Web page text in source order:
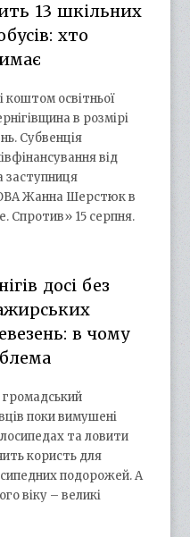
13 шкільних
хто
коштом освітньої
в розмірі
Субвенція
від
заступниця
ОВА Жанна Шерстюк в
Спротив» 15 серпня.
досі без
в чому
громадський
поки вимушені
та ловити
користь для
подорожей. А
віку – великі